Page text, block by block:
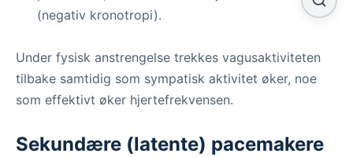
(negativ kronotropi).
Under fysisk anstrengelse trekkes vagusaktiviteten
tilbake samtidig som sympatisk aktivitet øker, noe
som effektivt øker hjertefrekvensen.
Sekundære (latente) pacemakere